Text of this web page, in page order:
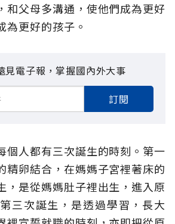
和父母多溝通，使他們成為更好
為更好的孩子。
見電子報，掌握國內外大事
訂閱
個人都有三次誕生的時刻。第一
精卵結合，在媽媽子宮裡著床的
，是從媽媽肚子裡出生，進入原
三次誕生，是透過學習，長大